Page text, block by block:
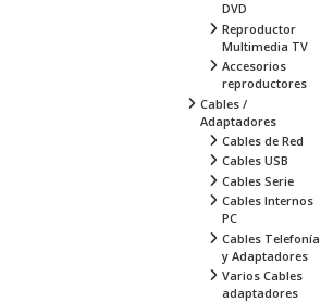
DVD
Reproductor
Multimedia TV
Accesorios
reproductores
Cables /
Adaptadores
Cables de Red
Cables USB
Cables Serie
Cables Internos
PC
Cables Telefonía
y Adaptadores
Varios Cables
adaptadores